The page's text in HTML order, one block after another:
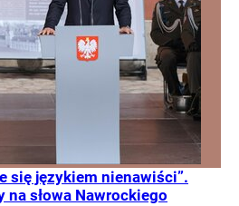
się językiem nienawiści”.
na słowa Nawrockiego